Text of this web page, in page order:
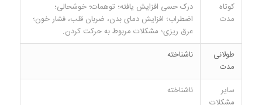
کوتاه
مدت
درک حسی افزایش یافته؛ توهمات؛ خوشحالی؛
اضطراب؛ افزایش دمای بدن، ضربان قلب، فشار خون؛
عرق ریزی؛ مشکلات مربوط به حرکت کردن.
طولانی
مدت
ناشناخته
سایر
ناشناخته